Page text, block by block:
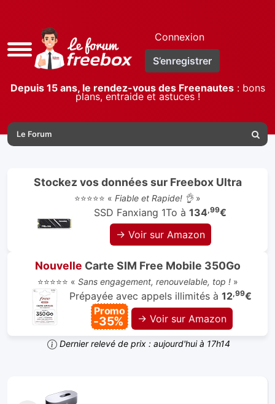
Accès
rapide
Connexion
S’enregistrer
Depuis 15 ans, le rendez-vous des Freenautes: bons
plans, entraide et astuces !
Le Forum
Stockez vos données sur Freebox Ultra
⭐⭐⭐⭐⭐ « Fiable et Rapide! 👌»
SSD Fanxiang 1To à 134,99€
→ Voir sur Amazon
Nouvelle Carte SIM Free Mobile 350Go
⭐⭐⭐⭐⭐ « Sans engagement, renouvelable, top !»
Prépayée avec appels illimités à 12,99€
Promo
-35% → Voir sur Amazon
Dernier relevé de prix : aujourd'hui à 17h14